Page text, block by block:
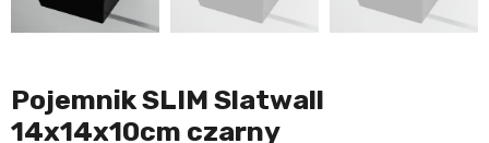
Pojemnik SLIM Slatwall
14x14x10cm czarny